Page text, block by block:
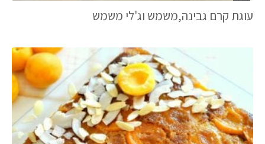
עוגת קרם גבינה,משמש וג'לי משמש